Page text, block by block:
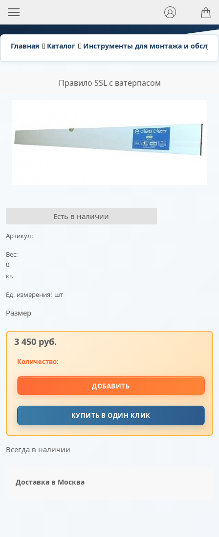
Главная Каталог Инструменты для монтажа и
Правило SSL c ватерпасом
Есть в наличии
Артикул:
Вес:
0
кг.
Ед. измерения: шт
Размер
3 450 руб.
Количество:
ДОБАВИТЬ
КУПИТЬ В ОДИН КЛИК
Всегда в наличии
Доставка в Москва